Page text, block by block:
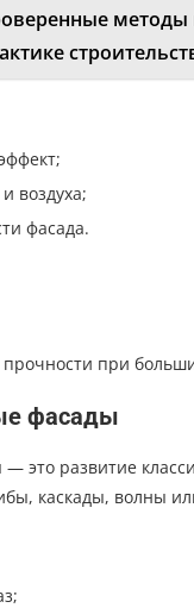
методы
воздуха;
фасада.
при
фасады
это развитие
каскады, волны